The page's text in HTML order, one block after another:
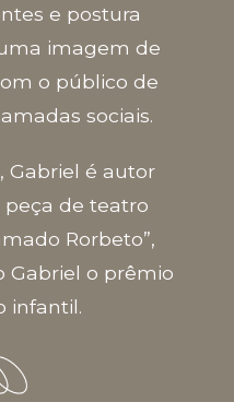
e postura
imagem de
o público de
sociais.
Gabriel é autor
de teatro
Rorbeto”,
Gabriel o prêmio
infantil.